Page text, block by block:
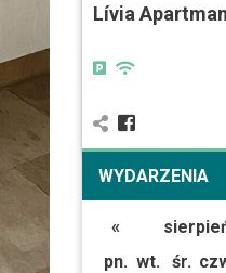
Lívia
WYDARZENIA
«
pn. wt. śr.